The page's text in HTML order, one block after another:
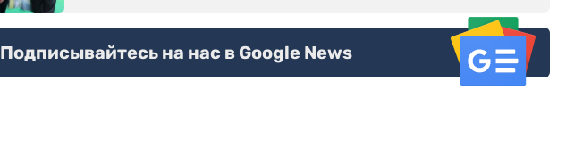
Подписывайтесь на нас в Google News